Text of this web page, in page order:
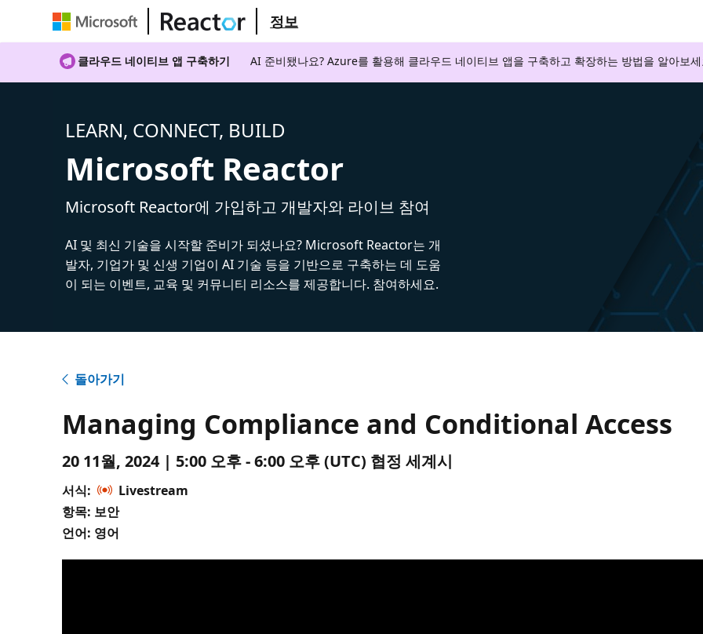
정보
클라우드 네이티브 앱 구축하기 AI 준비됐나요? Azure를 활용해 클라우드 네이티브 앱을 구축하고 확장하는 방법을 알아보
LEARN, CONNECT, BUILD
Microsoft Reactor
Microsoft Reactor에 가입하고 개발자와 라이브 참여
AI 및 최신 기술을 시작할 준비가 되셨나요? Microsoft Reactor는 개
발자, 기업가 및 신생 기업이 AI 기술 등을 기반으로 구축하는 데 도움
이 되는 이벤트, 교육 및 커뮤니티 리소스를 제공합니다. 참여하세요.
돌아가기
Managing Compliance and Conditional Access
20 11월, 2024 | 5:00 오후 - 6:00 오후 (UTC) 협정 세계시
서식:
Livestream
항목: 보안
언어: 영어